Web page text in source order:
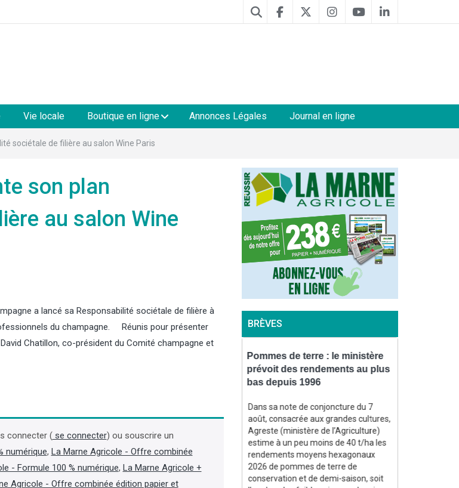
Vie locale Boutique en ligne Annonces Légales Journal en ligne
sociétale de filière au salon Wine Paris
son plan
au salon Wine
a lancé sa Responsabilité sociétale de filière à
du champagne. Réunis pour présenter
Chatillon, co-président du Comité champagne et
connecter (se connecter) ou souscrire un
numérique, La Marne Agricole - Offre combinée
- Formule 100 % numérique, La Marne Agricole +
Agricole - Offre combinée édition papier et
BRÈVES
FranceAgriMer et d’Agreste
(ministère de l’Agriculture) souligne la
« dépendance croissante aux
importations » de l’Hexagone, alors
que les importations de viandes,
toutes espèces confondues, ont
Pommes de terre : le ministère
prévoit des rendements au plus
bas depuis 1996
Dans sa note de conjoncture du 7
août, consacrée aux grandes cultures,
Agreste (ministère de l’Agriculture)
estime à un peu moins de 40 t/ha les
rendements moyens hexagonaux
2026 de pommes de terre de
conservation et de demi-saison, soit